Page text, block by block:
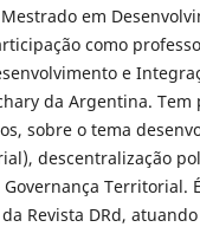
em
como
e
da Argentina. Tem
sobre o tema
descentralização
Territorial.
Revista DRd,